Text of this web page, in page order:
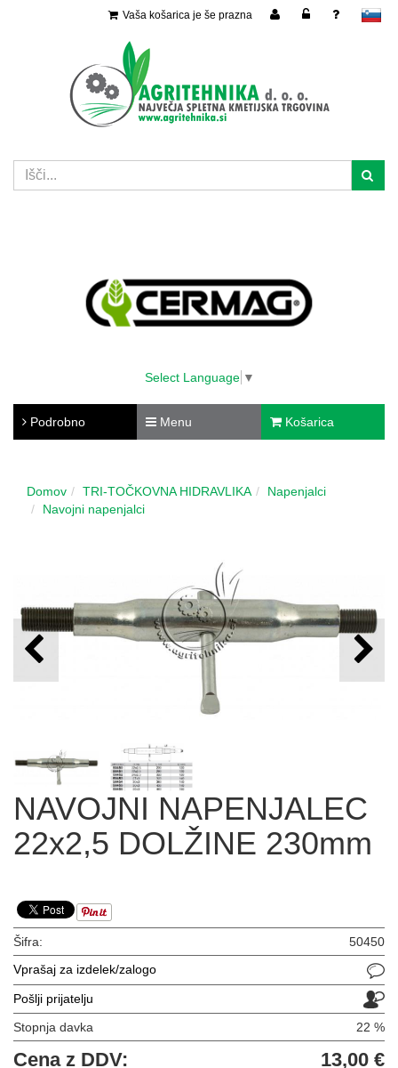
slovensko
Vaša košarica je še prazna
Select Language ▼
Podrobno Menu Košarica
Domov TRI-TOČKOVNA HIDRAVLIKA
Napenjalci
Navojni napenjalci
NAVOJNI NAPENJALEC
22x2,5 DOLŽINE 230mm
Šifra:
50450
Vprašaj za izdelek/zalogo
Pošlji prijatelju
Stopnja davka 22 %
Cena z DDV: 13,00 €